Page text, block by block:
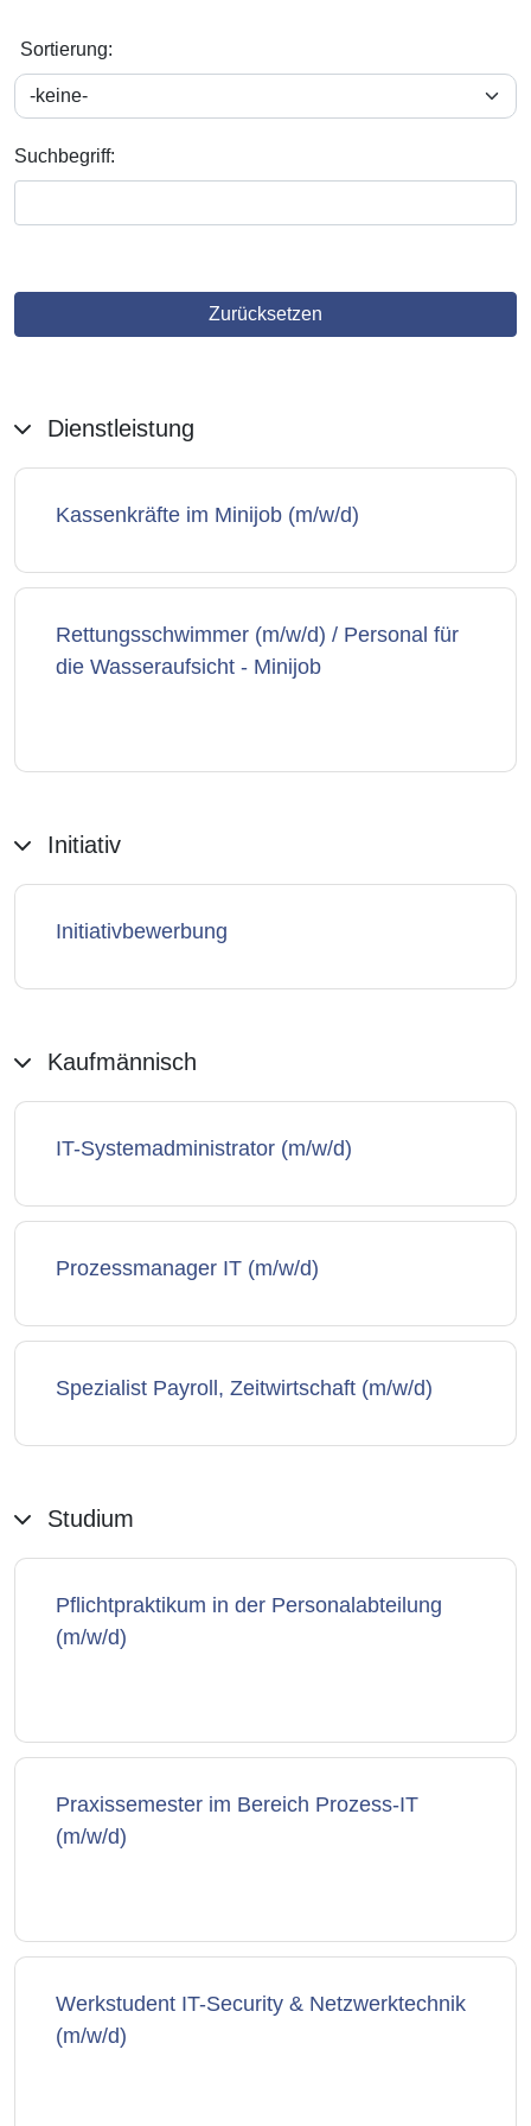
Sortierung:
Suchbegriff:
Zurücksetzen
Dienstleistung
Kassenkräfte im Minijob (m/w/d)
Rettungsschwimmer (m/w/d) / Personal für
die Wasseraufsicht - Minijob
Initiativ
Initiativbewerbung
Kaufmännisch
IT-Systemadministrator (m/w/d)
Prozessmanager IT (m/w/d)
Spezialist Payroll, Zeitwirtschaft (m/w/d)
Studium
Pflichtpraktikum in der Personalabteilung
(m/w/d)
Praxissemester im Bereich Prozess-IT
(m/w/d)
Werkstudent IT-Security & Netzwerktechnik
(m/w/d)